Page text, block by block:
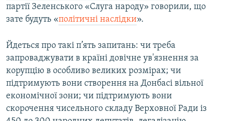
партії Зеленського «Слуга народу» говорили, що
зате будуть «політичні наслідки».
Йдеться про такі п’ять запитань: чи треба
запроваджувати в країні довічне ув'язнення за
корупцію в особливо великих розмірах; чи
підтримують вони створення на Донбасі вільної
економічної зони; чи підтримують вони
скорочення чисельного складу Верховної Ради із